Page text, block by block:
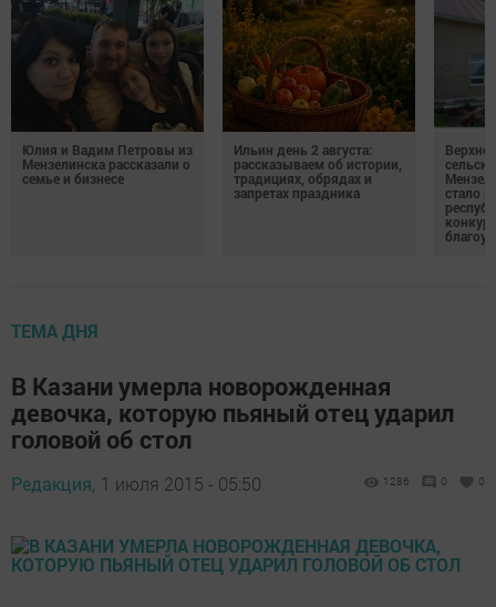
Юлия и Вадим Петровы из
Мензелинска рассказали о
семье и бизнесе
Ильин день 2 августа:
рассказываем об истории,
традициях, обрядах и
запретах праздника
стало
ТЕМА ДНЯ
В Казани умерла новорожденная
девочка, которую пьяный отец ударил
головой об стол
Редакция, 1 июля 2015 - 05:50 1286 0 0